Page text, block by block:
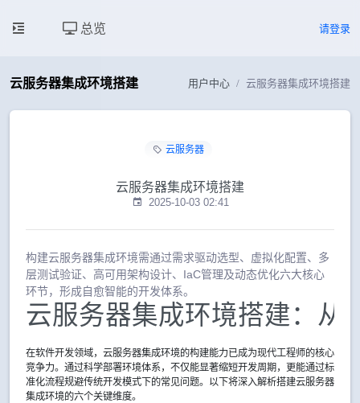
总览 请登录
云服务器集成环境搭建 用户中心 云服务器集成环境搭建
云服务器
云服务器集成环境搭建
2025-10-03 02:41
构建云服务器集成环境需通过需求驱动选型、虚拟化配置、多
层测试验证、高可用架构设计、IaC管理及动态优化六大核心
环节，形成自愈智能的开发体系。
云服务器集成环境搭建：从
在软件开发领域，云服务器集成环境的构建能力已成为现代工程师的核心
竞争力。通过科学部署环境体系，不仅能显著缩短开发周期，更能通过标
准化流程规避传统开发模式下的常见问题。以下将深入解析搭建云服务器
集成环境的六个关键维度。